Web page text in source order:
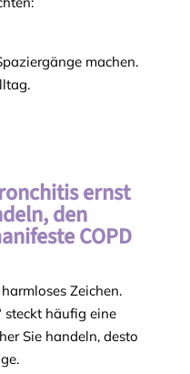
machen.
ernst
den
COPD
Zeichen.
steckt häufig eine
Sie handeln, desto